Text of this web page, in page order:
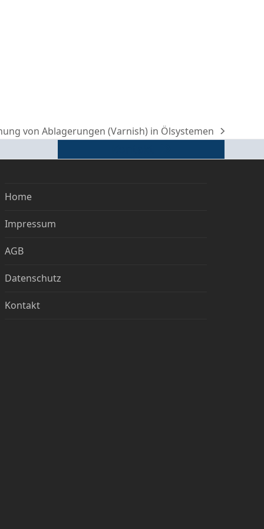
von Ablagerungen (Varnish) in Ölsystemen
Home
Impressum
AGB
Datenschutz
Kontakt